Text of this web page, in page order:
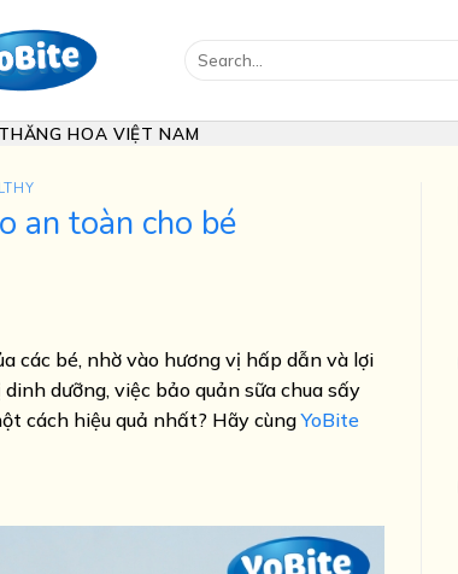
Search
HOA VIỆT NAM
an toàn cho bé
các bé, nhờ vào hương vị hấp dẫn và lợi
dưỡng, việc bảo quản sữa chua sấy
cách hiệu quả nhất? Hãy cùngYoBite